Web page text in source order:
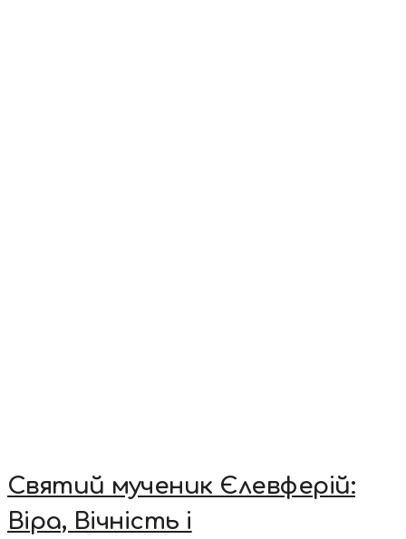
Святий мученик Єлевферій:
Віра, Вічність і